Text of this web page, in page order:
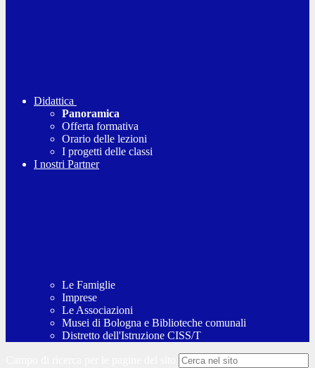
Didattica
Panoramica
Offerta formativa
Orario delle lezioni
I progetti delle classi
I nostri Partner
Le Famiglie
Imprese
Le Associazioni
Musei di Bologna e Biblioteche comunali
Distretto dell'Istruzione CISS/T